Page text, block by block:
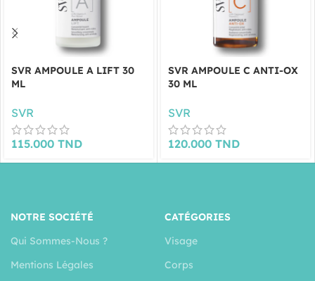
SVR AMPOULE A LIFT 30
ML
SVR
115.000 TND
SVR AMPOULE C ANTI-OX
30 ML
SVR
120.000 TND
NOTRE SOCIÉTÉ
Qui Sommes-Nous ?
Mentions Légales
CATÉGORIES
Visage
Corps